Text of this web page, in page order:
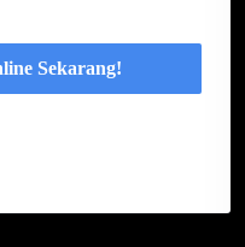
Sekarang!